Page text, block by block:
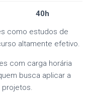
40h
como estudos de
altamente efetivo.
com carga horária
busca aplicar a
projetos.